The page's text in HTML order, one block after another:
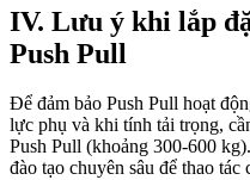
IV. Lưu ý khi lắp
Push Pull
Để đảm bảo Push Pull hoạt
lực phụ và khi tính tải trọng,
Push Pull (khoảng 300-600
đào tạo chuyên sâu để thao